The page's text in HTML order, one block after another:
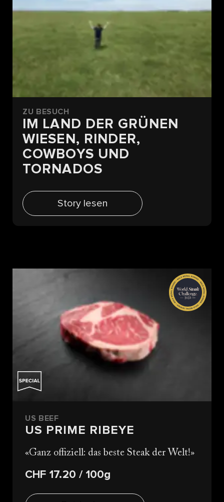
ZU BESUCH
IM LAND DER GRÜNEN
WIESEN, RINDER,
COWBOYS UND
TORNADOS
Story lesen
US BEEF
US PRIME RIBEYE
Ganz offiziell: das beste Steak der Welt!
CHF 17.20/ 100g